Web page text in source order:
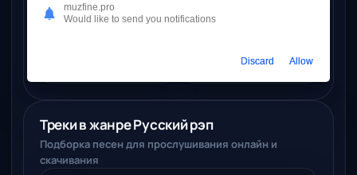
Громкие новинки
Громкие новинки
147 треков
Треки в жанре Русский рэп
Подборка песен для прослушивания онлайн и
скачивания
muzfine.pro
Would like to send you notifications
Discard Allow